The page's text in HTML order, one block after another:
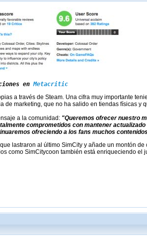
en Metacritic
a través de Steam. Una cifra muy importante
marketing, que no ha salido en tiendas físicas y
a la comunidad: "Queremos ofrecer nuestro
comprometidos con mantener
ofreciendo a los fans muchos
lastraron al último SimCity y añade un montón
como SimCitycoon también está enriqueciendo el